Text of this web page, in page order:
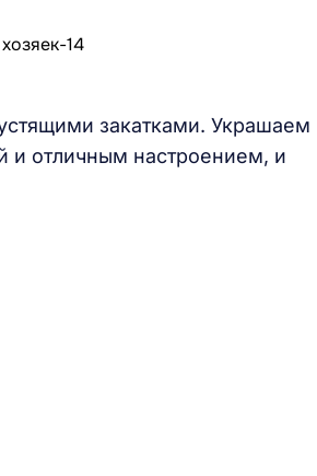
закатками. Украшаем
и отличным настроением, и